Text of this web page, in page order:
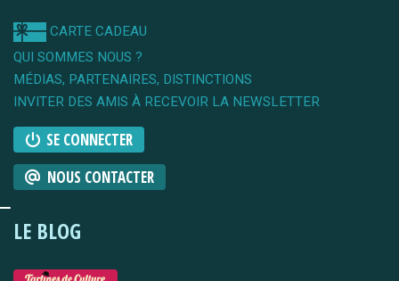
CARTE CADEAU
QUI SOMMES NOUS ?
MÉDIAS, PARTENAIRES, DISTINCTIONS
INVITER DES AMIS À RECEVOIR LA NEWSLETTER
SE CONNECTER
NOUS CONTACTER
LE BLOG